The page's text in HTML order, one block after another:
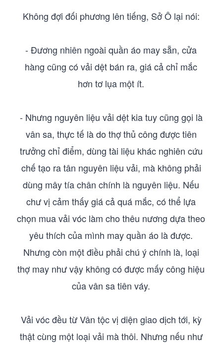
Không đợi đối phương lên tiếng, Sở Ô lại nói:
- Đương nhiên ngoài quần áo may sẵn, cửa
hàng cũng có vải dệt bán ra, giá cả chỉ mắc
hơn tơ lụa một ít.
- Nhưng nguyên liệu vải dệt kia tuy cũng gọi là
vân sa, thực tế là do thợ thủ công được tiên
trưởng chỉ điểm, dùng tài liệu khác nghiên cứu
chế tạo ra tân nguyên liệu vải, mà không phải
dùng mây tía chân chính là nguyên liệu. Nếu
chư vị cảm thấy giá cả quá mắc, có thể lựa
chọn mua vải vóc làm cho thêu nương dựa theo
yêu thích của mình may quần áo là được.
Nhưng còn một điều phải chú ý chính là, loại
thợ may như vậy không có được mấy công hiệu
của vân sa tiên váy.
Vải vóc đều từ Vân tộc vị diện giao dịch tới, kỳ
thật cùng một loại vải mà thôi. Nhưng nếu như